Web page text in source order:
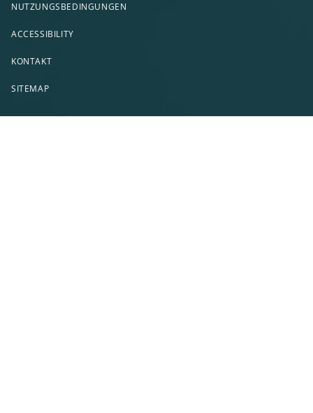
NUTZUNGSBEDINGUNGEN
ACCESSIBILITY
KONTAKT
SITEMAP